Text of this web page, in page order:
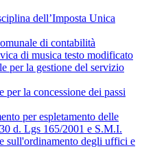
dell’Imposta Unica
di contabilità
di musica testo modificato
per la gestione del servizio
per la concessione dei passi
per espletamento delle
d. Lgs 165/2001 e S.M.I.
sull'ordinamento degli uffici e